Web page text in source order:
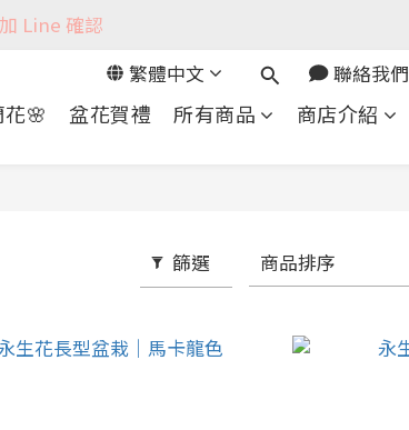
Line 確認
繁體中文
聯絡我們
花🌸 盆花賀禮 所有商品 商店介紹
篩選 商品排序